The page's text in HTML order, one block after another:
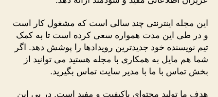
این مجله اینترنتی چند سالی است که مشغول کار است
و در طی این مدت همواره سعی کرده است تا به کمک
تیم نویسنده خود جدیدترین رویدادها را پوشش دهد. اگر
شما هم مایل به همکاری با مجله هستید می توانید از
بخش تماس با ما با مدیر سایت تماس بگیرید.
هدف ما تولید محتوای باکیفیت و مفید است. در پی این